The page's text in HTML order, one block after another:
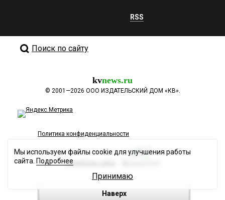
RSS
Поиск по сайту
kvnews.ru
© 2001—2026 ООО ИЗДАТЕЛЬСКИЙ ДОМ «КВ».
Политика конфиденциальности
Разработка сайта
Наверх
Мы используем файлы cookie для улучшения работы
сайта. Подробнее
Принимаю